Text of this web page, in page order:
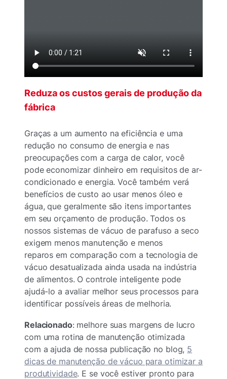
Reduza os custos gerais de produção da
fábrica
Graças a um aumento na eficiência e uma
redução no consumo de energia e nas
preocupações com a carga de calor, você
pode economizar dinheiro em requisitos de ar-
condicionado e energia. Você também verá
benefícios de custo ao usar menos óleo e
água, que geralmente são itens importantes
em seu orçamento de produção. Todos os
nossos sistemas de vácuo de parafuso a seco
exigem menos manutenção e menos
reparos em comparação com a tecnologia de
vácuo desatualizada ainda usada na indústria
de alimentos. O controle inteligente pode
ajudá-lo a avaliar melhor seus processos para
identificar possíveis áreas de melhoria.
Relacionado: melhore suas margens de lucro
com uma rotina de manutenção otimizada
com a ajuda de nossa publicação no blog, 5
dicas de manutenção de vácuo para otimizar a
produtividade. E se você estiver pronto para